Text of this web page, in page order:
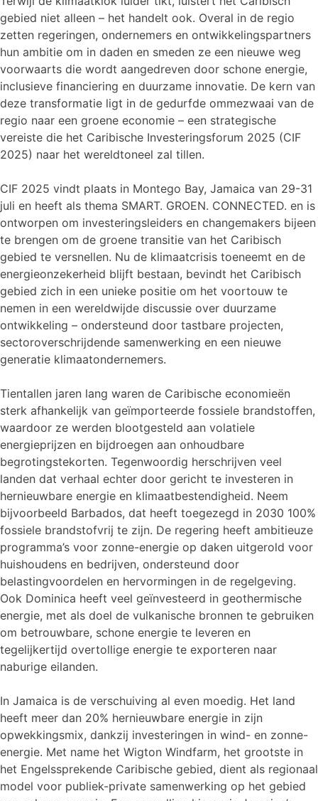
gebied niet alleen – het handelt ook. Overal in de regio
zetten regeringen, ondernemers en ontwikkelingspartners
hun ambitie om in daden en smeden ze een nieuwe weg
voorwaarts die wordt aangedreven door schone energie,
inclusieve financiering en duurzame innovatie. De kern van
deze transformatie ligt in de gedurfde ommezwaai van de
regio naar een groene economie – een strategische
vereiste die het Caribische Investeringsforum 2025 (CIF
2025) naar het wereldtoneel zal tillen.
CIF 2025 vindt plaats in Montego Bay, Jamaica van 29-31
juli en heeft als thema SMART. GROEN. CONNECTED. en is
ontworpen om investeringsleiders en changemakers bijeen
te brengen om de groene transitie van het Caribisch
gebied te versnellen. Nu de klimaatcrisis toeneemt en de
energieonzekerheid blijft bestaan, bevindt het Caribisch
gebied zich in een unieke positie om het voortouw te
nemen in een wereldwijde discussie over duurzame
ontwikkeling – ondersteund door tastbare projecten,
sectoroverschrijdende samenwerking en een nieuwe
generatie klimaatondernemers.
Tientallen jaren lang waren de Caribische economieën
sterk afhankelijk van geïmporteerde fossiele brandstoffen,
waardoor ze werden blootgesteld aan volatiele
energieprijzen en bijdroegen aan onhoudbare
begrotingstekorten. Tegenwoordig herschrijven veel
landen dat verhaal echter door gericht te investeren in
hernieuwbare energie en klimaatbestendigheid. Neem
bijvoorbeeld Barbados, dat heeft toegezegd in 2030 100%
fossiele brandstofvrij te zijn. De regering heeft ambitieuze
programma’s voor zonne-energie op daken uitgerold voor
huishoudens en bedrijven, ondersteund door
belastingvoordelen en hervormingen in de regelgeving.
Ook Dominica heeft veel geïnvesteerd in geothermische
energie, met als doel de vulkanische bronnen te gebruiken
om betrouwbare, schone energie te leveren en
tegelijkertijd overtollige energie te exporteren naar
naburige eilanden.
In Jamaica is de verschuiving al even moedig. Het land
heeft meer dan 20% hernieuwbare energie in zijn
opwekkingsmix, dankzij investeringen in wind- en zonne-
energie. Met name het Wigton Windfarm, het grootste in
het Engelssprekende Caribische gebied, dient als regionaal
model voor publiek-private samenwerking op het gebied